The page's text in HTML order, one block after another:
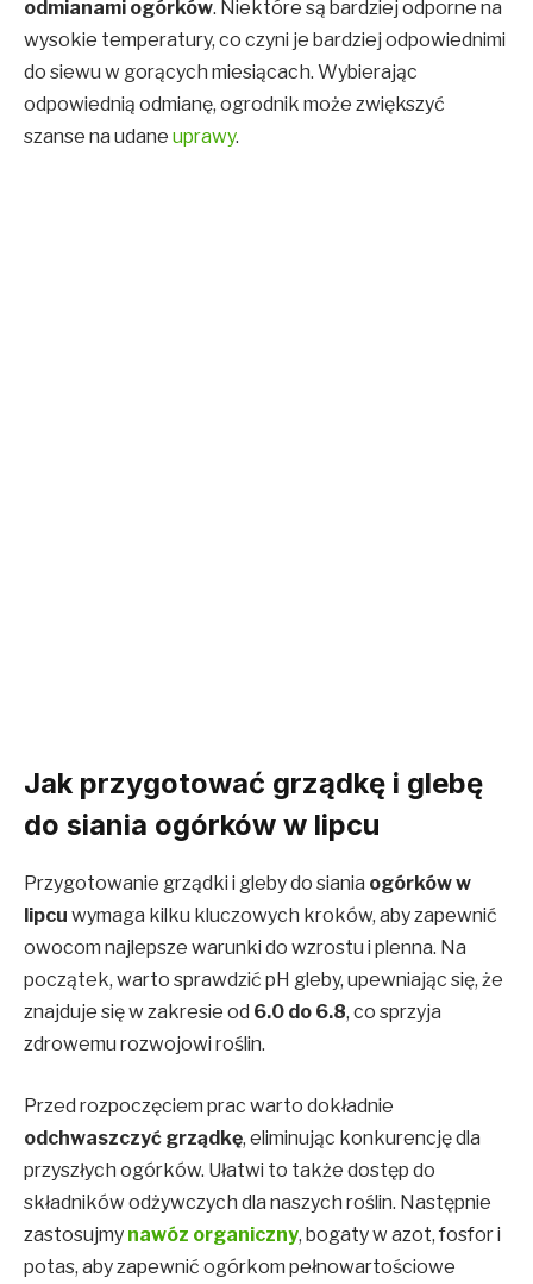
odmianami ogórków. Niektóre są bardziej odporne na
wysokie temperatury, co czyni je bardziej odpowiednimi
do siewu w gorących miesiącach. Wybierając
odpowiednią odmianę, ogrodnik może zwiększyć
szanse na udane uprawy.
Jak przygotować grządkę i glebę
do siania ogórków w lipcu
Przygotowanie grządki i gleby do siania ogórków w
lipcu wymaga kilku kluczowych kroków, aby zapewnić
owocom najlepsze warunki do wzrostu i plenna. Na
początek, warto sprawdzić pH gleby, upewniając się, że
znajduje się w zakresie od 6.0 do 6.8, co sprzyja
zdrowemu rozwojowi roślin.
Przed rozpoczęciem prac warto dokładnie
odchwaszczyć grządkę, eliminując konkurencję dla
przyszłych ogórków. Ułatwi to także dostęp do
składników odżywczych dla naszych roślin. Następnie
zastosujmy nawóz organiczny, bogaty w azot, fosfor i
potas, aby zapewnić ogórkom pełnowartościowe